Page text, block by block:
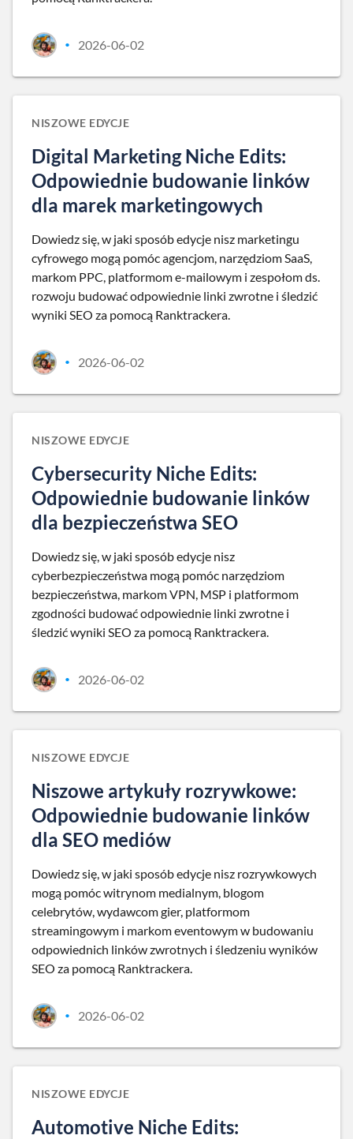
• 2026-06-02
NISZOWE EDYCJE
Digital Marketing Niche Edits:
Odpowiednie budowanie linków
dla marek marketingowych
Dowiedz się, w jaki sposób edycje nisz marketingu
cyfrowego mogą pomóc agencjom, narzędziom SaaS,
markom PPC, platformom e-mailowym i zespołom ds.
rozwoju budować odpowiednie linki zwrotne i śledzić
wyniki SEO za pomocą Ranktrackera.
• 2026-06-02
NISZOWE EDYCJE
Cybersecurity Niche Edits:
Odpowiednie budowanie linków
dla bezpieczeństwa SEO
Dowiedz się, w jaki sposób edycje nisz
cyberbezpieczeństwa mogą pomóc narzędziom
bezpieczeństwa, markom VPN, MSP i platformom
zgodności budować odpowiednie linki zwrotne i
śledzić wyniki SEO za pomocą Ranktrackera.
• 2026-06-02
NISZOWE EDYCJE
Niszowe artykuły rozrywkowe:
Odpowiednie budowanie linków
dla SEO mediów
Dowiedz się, w jaki sposób edycje nisz rozrywkowych
mogą pomóc witrynom medialnym, blogom
celebrytów, wydawcom gier, platformom
streamingowym i markom eventowym w budowaniu
odpowiednich linków zwrotnych i śledzeniu wyników
SEO za pomocą Ranktrackera.
• 2026-06-02
NISZOWE EDYCJE
Automotive Niche Edits: